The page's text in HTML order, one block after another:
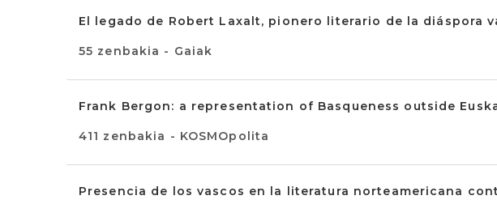
El legado de Robert Laxalt, pionero literario de la diáspora
55 zenbakia - Gaiak
Frank Bergon: a representation of Basqueness outside
411 zenbakia - KOSMOpolita
Presencia de los vascos en la literatura norteamericana